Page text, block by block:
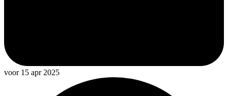
voor 15 apr 2025